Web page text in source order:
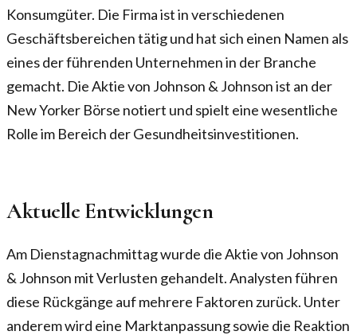
Konsumgüter. Die Firma ist in verschiedenen
Geschäftsbereichen tätig und hat sich einen Namen als
eines der führenden Unternehmen in der Branche
gemacht. Die Aktie von Johnson & Johnson ist an der
New Yorker Börse notiert und spielt eine wesentliche
Rolle im Bereich der Gesundheitsinvestitionen.
Aktuelle Entwicklungen
Am Dienstagnachmittag wurde die Aktie von Johnson
& Johnson mit Verlusten gehandelt. Analysten führen
diese Rückgänge auf mehrere Faktoren zurück. Unter
anderem wird eine Marktanpassung sowie die Reaktion